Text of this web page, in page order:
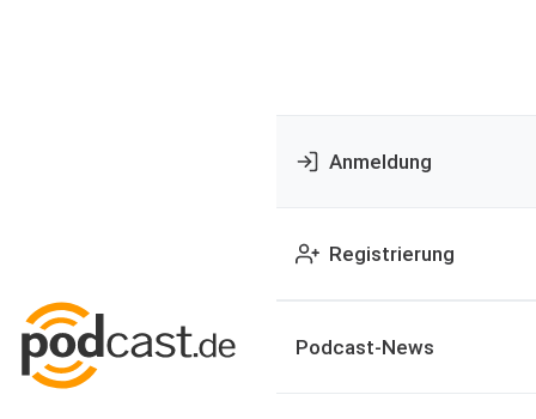
Anmeldung
Registrierung
Podcast-News